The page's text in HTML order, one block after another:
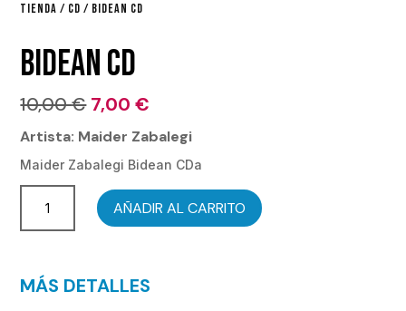
TIENDA / CD / BIDEAN CD
BIDEAN CD
10,00€ El
precio
era:
10,00 €.
7,00€
precio
es:
7,00 €.
Artista: Maider Zabalegi
Maider Zabalegi Bidean CDa
AÑADIR AL CARRITO
MÁS DETALLES